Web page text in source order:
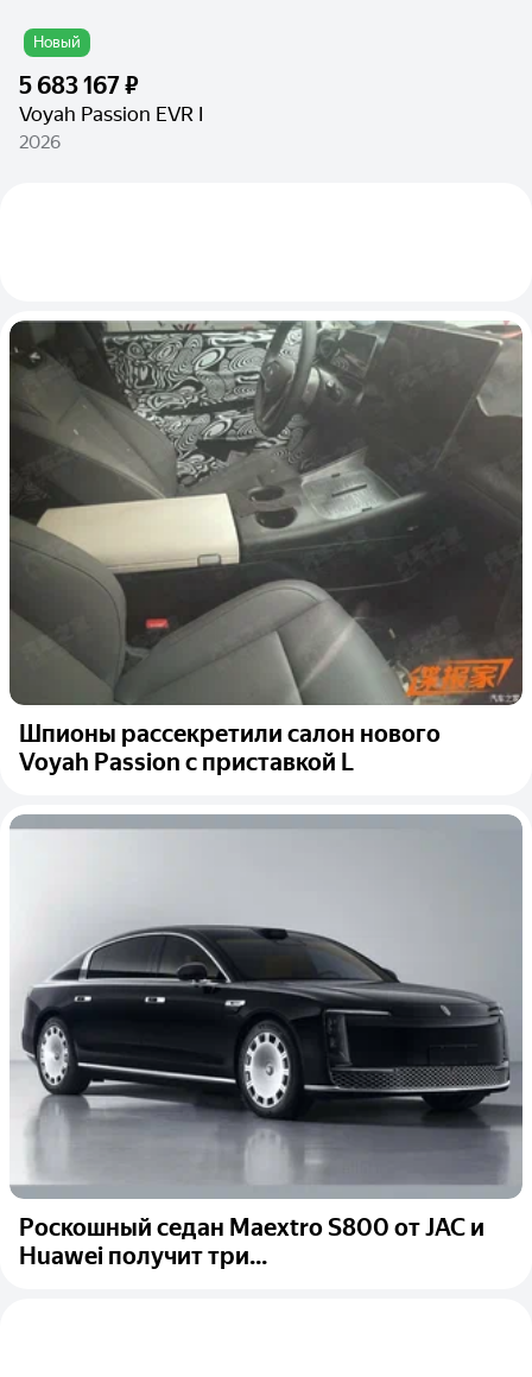
Новый
5 683 167 ₽
Voyah Passion EVR I
2026
Шпионы рассекретили салон нового
Voyah Passion с приставкой L
Роскошный седан Maextro S800 от JAC и
Huawei получит три...